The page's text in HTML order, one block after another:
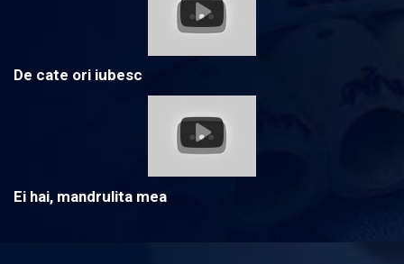
De cate ori iubesc
Ei hai, mandrulita mea